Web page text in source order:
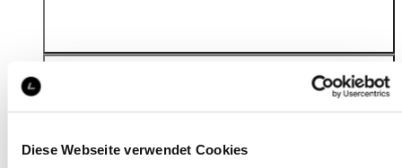
Diese Webseite verwendet Cookies